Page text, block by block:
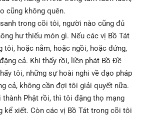
cũng không quên.
trong cõi tôi, người nào cũng đủ
hư thiếu món gì. Nếu các vị Bồ Tát
tôi, hoặc nằm, hoặc ngồi, hoặc đứng,
cả. Khi thấy rồi, liền phát Bồ Đề
tôi, những sự hoài nghi về đạo pháp
cả, không cần đợi tôi giải quyết nữa.
thành Phật rồi, thì tôi đặng thọ mạng
kể xiết. Còn các vị Bồ Tát trong cõi tôi